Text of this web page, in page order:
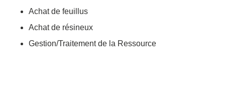
Achat de feuillus
Achat de résineux
Gestion/Traitement de la Ressource